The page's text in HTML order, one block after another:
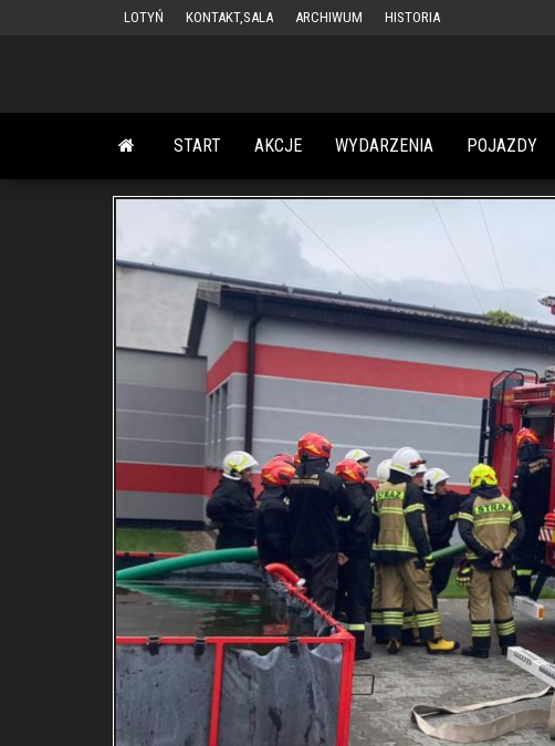
LOTYŃ KONTAKT,SALA ARCHIWUM HISTORIA
START AKCJE WYDARZENIA POJAZDY